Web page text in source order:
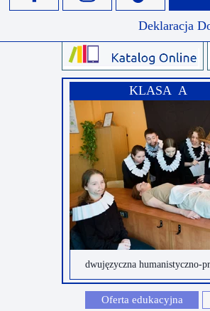
KLASA A
dwujęzyczna humanistyczno-
Deklaracja
Oferta edukacyjna